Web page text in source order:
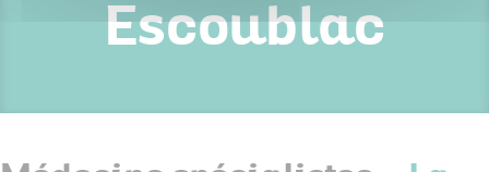
Escoublac